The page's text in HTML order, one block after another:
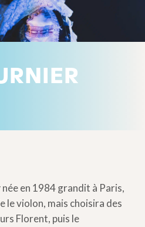
née en 1984 grandit à Paris,
le violon, mais choisira des
Florent, puis le